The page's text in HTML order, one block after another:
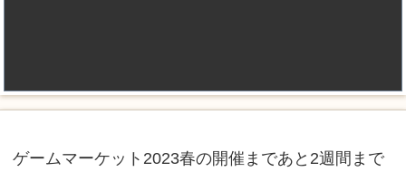
ゲームマーケット2023春の開催まであと2週間まで